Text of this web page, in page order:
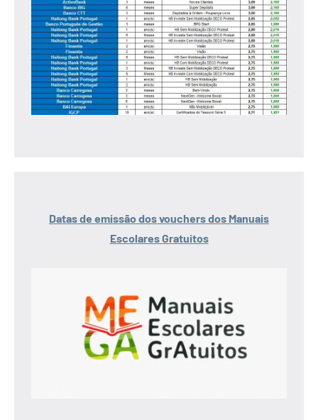
Datas de emissão dos vouchers dos Manuais
Escolares Gratuitos